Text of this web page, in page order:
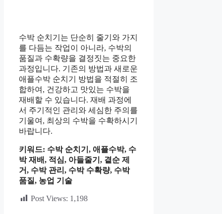
수박 순치기는 단순히 줄기와 가지
를 다듬는 작업이 아니라, 수박의
품질과 수확량을 결정짓는 중요한
과정입니다. 기존의 방법과 새로운
애플수박 순치기 방법을 적절히 조
합하여, 건강하고 맛있는 수박을
재배할 수 있습니다. 재배 과정에
서 주기적인 관리와 세심한 주의를
기울여, 최상의 수박을 수확하시기
바랍니다.
키워드: 수박 순치기, 애플수박, 수
박 재배, 적심, 아들줄기, 곁순 제
거, 수박 관리, 수박 수확량, 수박
품질, 농업 기술
Post Views: 1,198